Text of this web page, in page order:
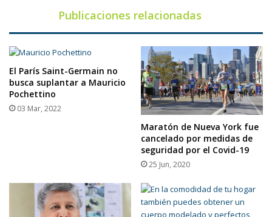
Publicaciones relacionadas
El París Saint-Germain no
busca suplantar a Mauricio
Pochettino
03 Mar, 2022
Maratón de Nueva York fue
cancelado por medidas de
seguridad por el Covid-19
25 Jun, 2020